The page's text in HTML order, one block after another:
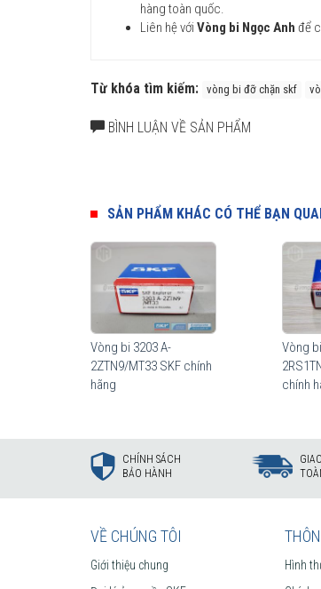
hàng toàn quốc.
Liên hệ với Vòng bi Ngọc Anh để
Từ khóa tìm kiếm: vòng bi đỡ chặn skf
BÌNH LUẬN VỀ SẢN PHẨM
SẢN PHẨM KHÁC CÓ THỂ BẠN
Vòng bi 3203 A-
2ZTN9/MT33 SKF chính
hãng
Vòng
chính
CHÍNH SÁCH
BẢO HÀNH
VỀ CHÚNG TÔI
Giới thiệu chung
Hình